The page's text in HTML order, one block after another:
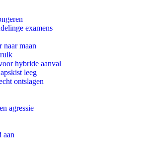
examens
maan
hybride aanval
leeg
ontslagen
agressie
aan